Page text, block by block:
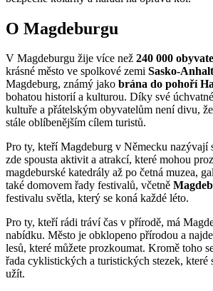
O Magdeburgu
V Magdeburgu žije více než 240 000
krásné město ve spolkové zemi Sasko-
Magdeburg, známý jako brána do pohoří
bohatou historií a kulturou. Díky své
kultuře a přátelským obyvatelům není divu,
stále oblíbenějším cílem turistů.
Pro ty, kteří Magdeburg v Německu nazývají
zde spousta aktivit a atrakcí, které mohou
magdeburské katedrály až po četná muzea,
také domovem řady festivalů, včetně
festivalu světla, který se koná každé léto.
Pro ty, kteří rádi tráví čas v přírodě, má
nabídku. Město je obklopeno přírodou a
lesů, které můžete prozkoumat. Kromě toho
řada cyklistických a turistických stezek, které
užít.